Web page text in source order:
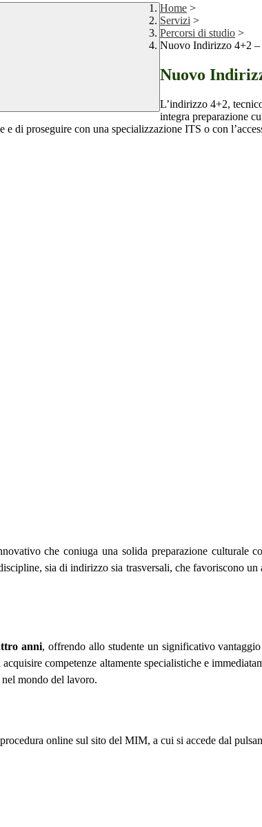
Home >
Servizi >
Percorsi di studio >
Nuovo Indirizzo 4+2 –
Nuovo
L’indirizzo 4+2,
integra preparazione
di proseguire con una specializzazione ITS o con
che coniuga una solida preparazione culturale
sia di indirizzo sia trasversali, che favoriscono
anni, offrendo allo studente un significativo
acquisire competenze altamente specialistiche e
mondo del lavoro.
online sul sito del MIM, a cui si accede dal